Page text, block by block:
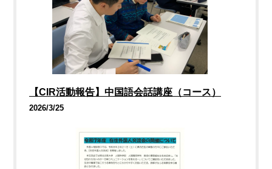
【CIR活動報告】中国語会話講座（コース）
2026/3/25